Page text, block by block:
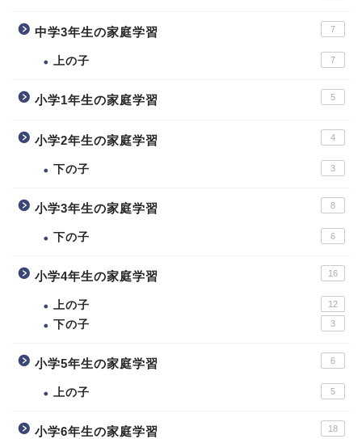
中学3年生の家庭学習 7
上の子 7
小学1年生の家庭学習 5
小学2年生の家庭学習 4
下の子 3
小学3年生の家庭学習 8
下の子 6
小学4年生の家庭学習 16
上の子 12
下の子 3
小学5年生の家庭学習 6
上の子 5
小学6年生の家庭学習 18